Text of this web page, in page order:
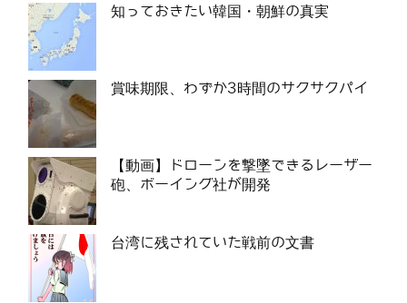
知っておきたい韓国・朝鮮の真実
賞味期限、わずか3時間のサクサクパイ
【動画】ドローンを撃墜できるレーザー
砲、ボーイング社が開発
台湾に残されていた戦前の文書